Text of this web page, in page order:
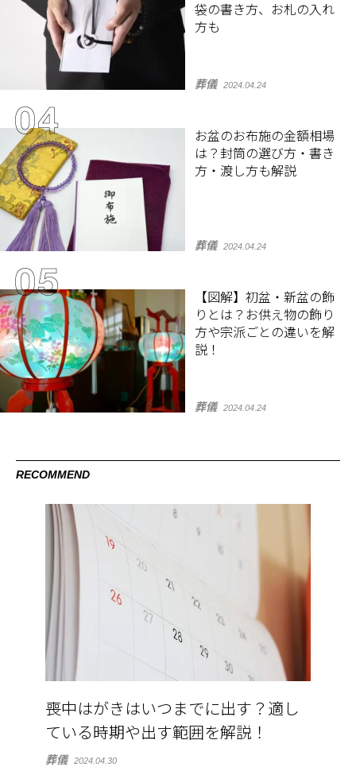
袋の書き方、お札の入れ
方も
葬儀 2024.04.24
お盆のお布施の金額相場
は？封筒の選び方・書き
方・渡し方も解説
葬儀 2024.04.24
【図解】初盆・新盆の飾
りとは？お供え物の飾り
方や宗派ごとの違いを解
説！
葬儀 2024.04.24
RECOMMEND
喪中はがきはいつまでに出す？適し
ている時期や出す範囲を解説！
葬儀 2024.04.30